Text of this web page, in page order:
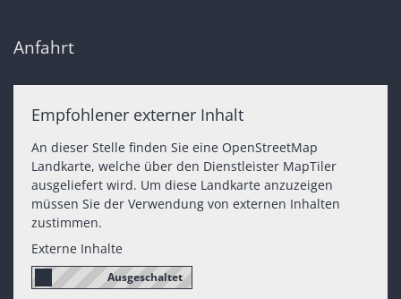
Anfahrt
Empfohlener externer Inhalt
An dieser Stelle finden Sie eine OpenStreetMap
Landkarte, welche über den Dienstleister MapTiler
ausgeliefert wird. Um diese Landkarte anzuzeigen
müssen Sie der Verwendung von externen Inhalten
zustimmen.
Externe Inhalte